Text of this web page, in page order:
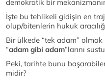
demokratik bir
İşte bu tehlikeli gidişin en
olup/bitenlerin hukuk
Bir ülkede “tek adam”
“adam gibi adam”larını
Peki, tarihte bunu
midir?